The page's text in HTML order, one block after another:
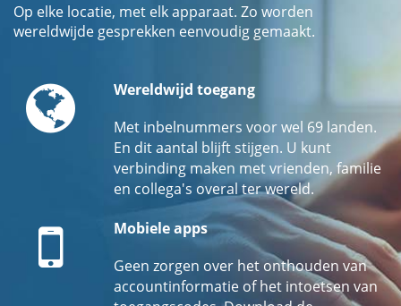
Op elke locatie, met elk apparaat. Zo worden
wereldwijde gesprekken eenvoudig gemaakt.
GlobeWereldwijd toegang
Met inbelnummers voor wel 69 landen.
En dit aantal blijft stijgen. U kunt
verbinding maken met vrienden, familie
en collega's overal ter wereld.
Mobile
Mobiele apps
Geen zorgen over het onthouden van
accountinformatie of het intoetsen van